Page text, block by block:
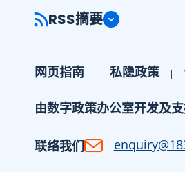
RSS摘要
网页指南 私隐政策
由数字政策办公室开发及
联络我们